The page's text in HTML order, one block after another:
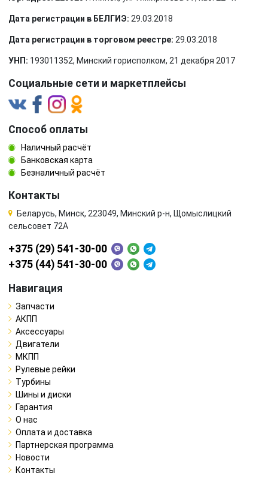
Дата регистрации в БЕЛГИЭ: 29.03.2018
Дата регистрации в торговом реестре: 29.03.2018
УНП: 193011352, Минский горисполком, 21 декабря 2017
Социальные сети и маркетплейсы
Способ оплаты
Наличный расчёт
Банковская карта
Безналичный расчёт
Контакты
Беларусь, Минск, 223049, Минский р-н, Щомыслицкий
сельсовет 72А
+375 (29) 541-30-00
+375 (44) 541-30-00
Навигация
Запчасти
АКПП
Аксессуары
Двигатели
МКПП
Рулевые рейки
Турбины
Шины и диски
Гарантия
О нас
Оплата и доставка
Партнерская программа
Новости
Контакты